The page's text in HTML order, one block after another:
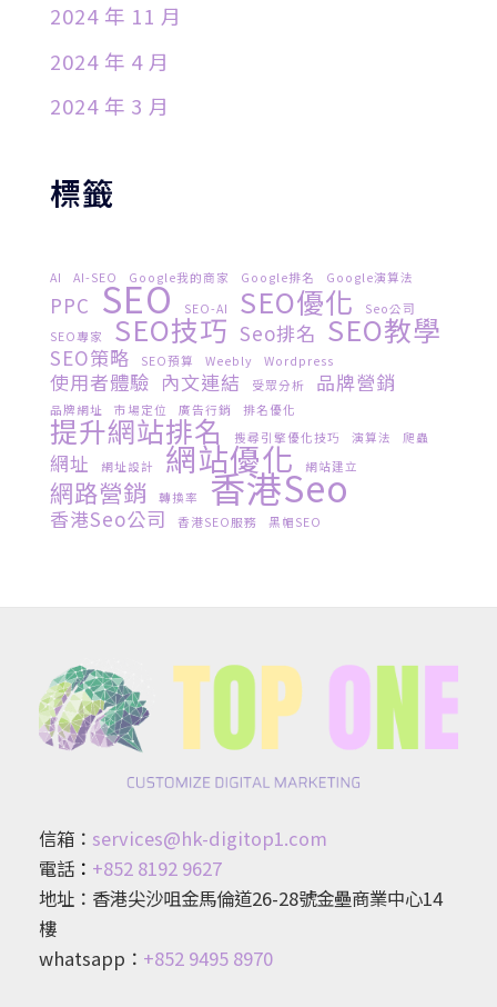
2024 年 11 月
2024 年 4 月
2024 年 3 月
標籤
AI AI-SEO Google我的商家 Google排名 Google演算法
PPC SEO SEO-AI SEO優化
Seo公司
SEO專家
SEO技巧 Seo排名 SEO教學
SEO策略 SEO預算 Weebly Wordpress
使用者體驗 內文連結 受眾分析 品牌營銷
品牌網址 市場定位 廣告行銷 排名優化
提升網站排名 搜尋引擎優化技巧 演算法 爬蟲
網址 網址設計 網站優化 網站建立
網路營銷 轉換率 香港seo
香港seo公司 香港SEO服務 黑帽SEO
信箱： services@hk-digitop1.com
電話 ： +852 8192 9627
地址：香港尖沙咀金馬倫道26-28號金壘商業中心14
樓
whatsapp： +852 9495 8970